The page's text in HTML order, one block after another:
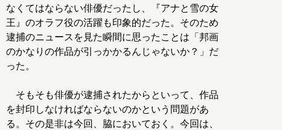
なくてはならない俳優だったし、『アナと雪の女
王』のオラフ役の活躍も印象的だった。そのため
逮捕のニュースを見た瞬間に思ったことは「邦画
のかなりの作品が引っかかるんじゃないか？」だ
った。
そもそも俳優が逮捕されたからといって、作品
を封印しなければならないのかという問題があ
る。その是非は今回、脇においておく。今回は、